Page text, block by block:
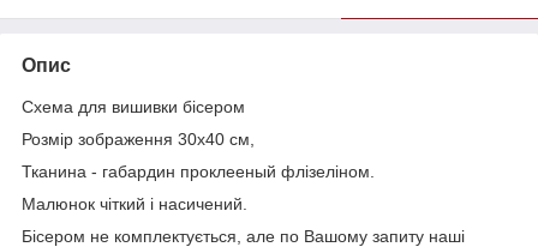
Опис
Схема для вишивки бісером
Розмір зображення 30х40 см,
Тканина - габардин проклееный флізеліном.
Малюнок чіткий і насичений.
Бісером не комплектується, але по Вашому запиту наші